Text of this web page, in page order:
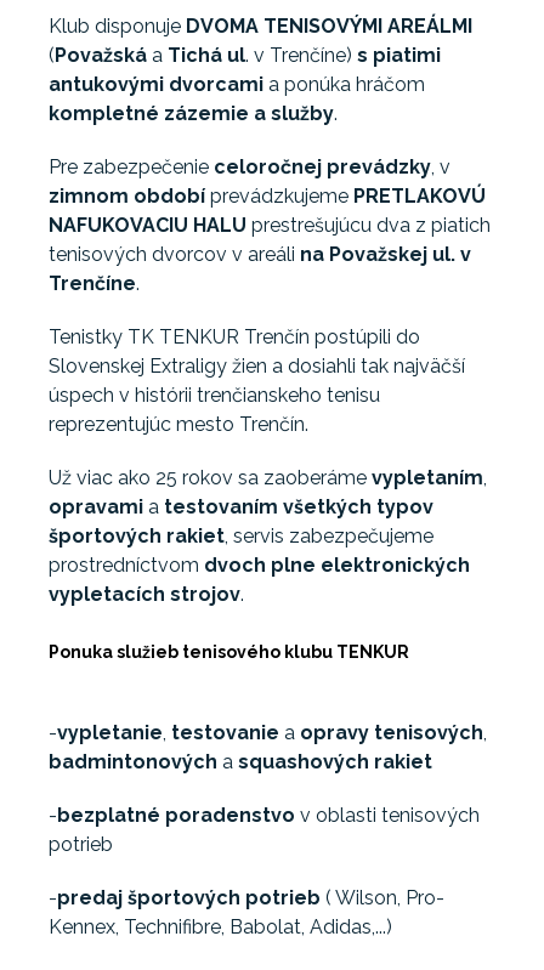
Klub disponuje DVOMA TENISOVÝMI AREÁLMI
( Považská a Tichá ul. v Trenčíne) s piatimi
antukovými dvorcami a ponúka hráčom
kompletné zázemie a služby.
Pre zabezpečenie celoročnej prevádzky, v
zimnom období prevádzkujeme PRETLAKOVÚ
NAFUKOVACIU HALU prestrešujúcu dva z piatich
tenisových dvorcov v areáli na Považskej ul. v
Trenčíne.
Tenistky TK TENKUR Trenčín postúpili do
Slovenskej Extraligy žien a dosiahli tak najväčší
úspech v histórii trenčianskeho tenisu
reprezentujúc mesto Trenčín.
Už viac ako 25 rokov sa zaoberáme vypletaním,
opravami a testovaním všetkých typov
športových rakiet, servis zabezpečujeme
prostredníctvom dvoch plne elektronických
vypletacích strojov.
Ponuka služieb tenisového klubu TENKUR
-vypletanie, testovanie a opravy tenisových,
badmintonových a squashových rakiet
- bezplatné poradenstvo v oblasti tenisových
potrieb
-predaj športových potrieb ( Wilson, Pro-
Kennex, Technifibre, Babolat, Adidas,...)